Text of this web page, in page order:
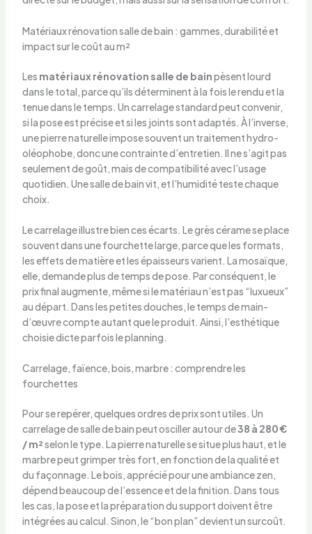
Matériaux rénovation salle de bain : gammes, durabilité et
impact sur le coût au m²
Les matériaux rénovation salle de bainpèsent lourd
dans le total, parce qu’ils déterminent à la fois le rendu et la
tenue dans le temps. Un carrelage standard peut convenir,
si la pose est précise et si les joints sont adaptés. À l’inverse,
une pierre naturelle impose souvent un traitement hydro-
oléophobe, donc une contrainte d’entretien. Il ne s’agit pas
seulement de goût, mais de compatibilité avec l’usage
quotidien. Une salle de bain vit, et l’humidité teste chaque
choix.
Le carrelage illustre bien ces écarts. Le grès cérame se place
souvent dans une fourchette large, parce que les formats,
les effets de matière et les épaisseurs varient. La mosaïque,
elle, demande plus de temps de pose. Par conséquent, le
prix final augmente, même si le matériau n’est pas “luxueux”
au départ. Dans les petites douches, le temps de main-
d’œuvre compte autant que le produit. Ainsi, l’esthétique
choisie dicte parfois le planning.
Carrelage, faïence, bois, marbre : comprendre les
fourchettes
Pour se repérer, quelques ordres de prix sont utiles. Un
carrelage de salle de bain peut osciller autour de38 à 280 €
/ m²selon le type. La pierre naturelle se situe plus haut, et le
marbre peut grimper très fort, en fonction de la qualité et
du façonnage. Le bois, apprécié pour une ambiance zen,
dépend beaucoup de l’essence et de la finition. Dans tous
les cas, la pose et la préparation du support doivent être
intégrées au calcul. Sinon, le “bon plan” devient un surcoût.